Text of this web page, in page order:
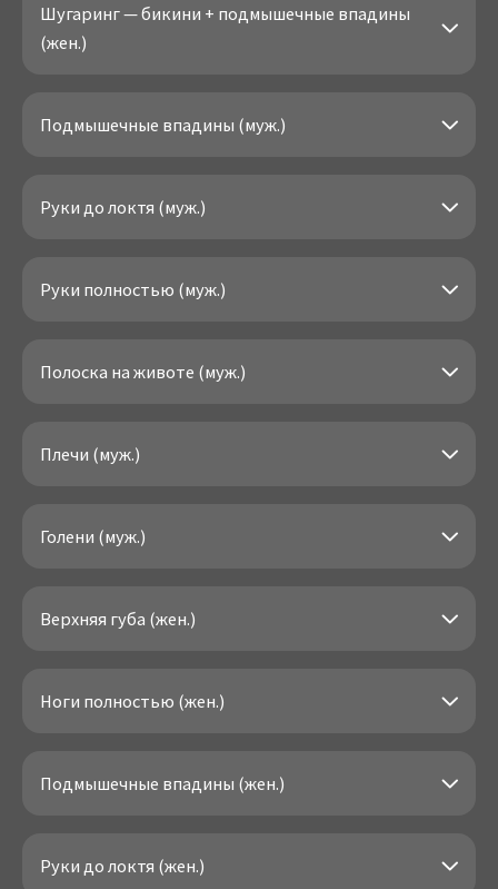
Шугаринг — бикини + подмышечные впадины
(жен.)
Подмышечные впадины (муж.)
Руки до локтя (муж.)
Руки полностью (муж.)
Полоска на животе (муж.)
Плечи (муж.)
Голени (муж.)
Верхняя губа (жен.)
Ноги полностью (жен.)
Подмышечные впадины (жен.)
Руки до локтя (жен.)